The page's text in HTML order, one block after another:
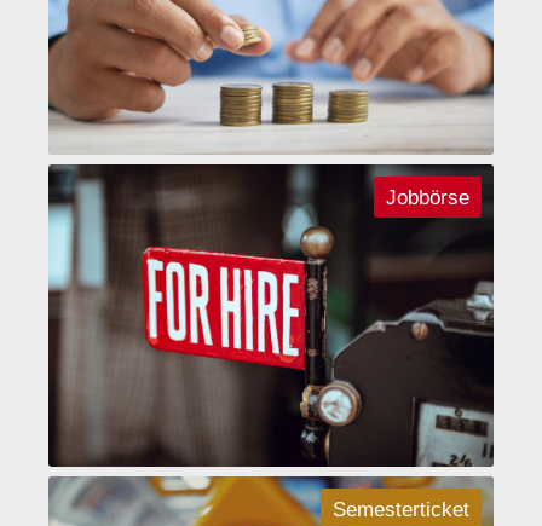
Jobbörse
Semesterticket